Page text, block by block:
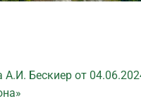
А.И. Бескиер от